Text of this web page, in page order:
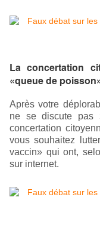
La concertation
«queue de
Après votre
ne se discute pas
concertation
vous souhaitez
vaccin» qui ont,
sur internet.